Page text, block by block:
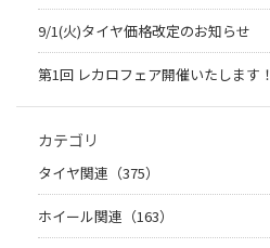
9/1(火)タイヤ価格改定のお知らせ
第1回 レカロフェア開催いたします！
カテゴリ
タイヤ関連（375）
ホイール関連（163）